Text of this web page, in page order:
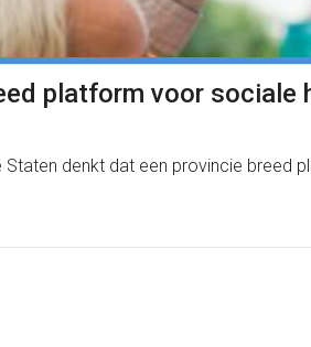
platform voor sociale
Staten denkt dat een provincie